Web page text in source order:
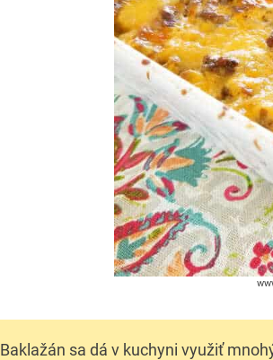
Baklažán sa dá v kuchyni využiť